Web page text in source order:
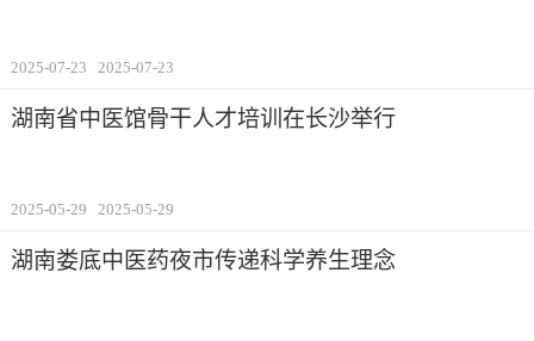
2025-07-23 2025-07-23
湖南省中医馆骨干人才培训在长沙举行
2025-05-29 2025-05-29
湖南娄底中医药夜市传递科学养生理念